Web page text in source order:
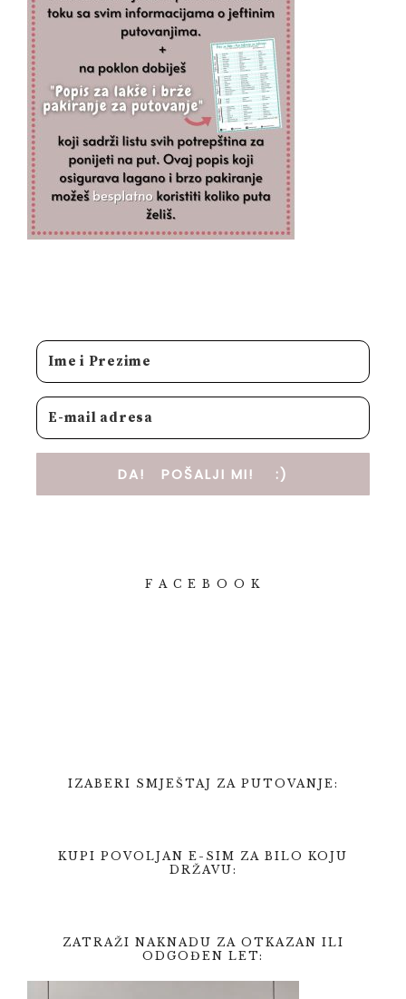
DA! POŠALJI MI! :)
F A C E B O O K
IZABERI SMJEŠTAJ ZA PUTOVANJE:
KUPI POVOLJAN E-SIM ZA BILO KOJU
DRŽAVU:
ZATRAŽI NAKNADU ZA OTKAZAN ILI
ODGOĐEN LET: